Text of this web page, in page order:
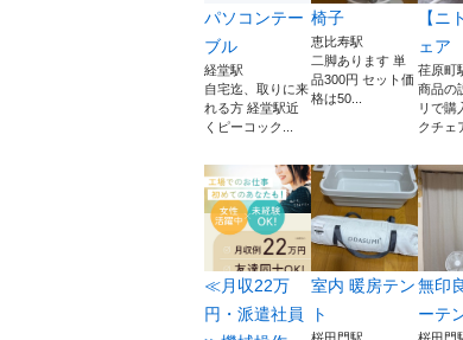
パソコンテー
ブル
経堂駅
自宅迄、取りに来
れる方 経堂駅近
くピーコック...
椅子
恵比寿駅
二脚あります 単
品300円 セット価
格は50...
【ニ
ェア
荏原町
商品の
リで購
クチェ
≪月収22万
円・派遣社員
室内 暖房テン
ト
無印
ーテ